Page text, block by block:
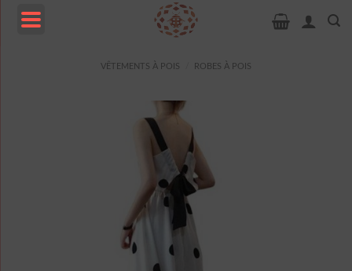
VÊTEMENTS À POIS ROBES À POIS